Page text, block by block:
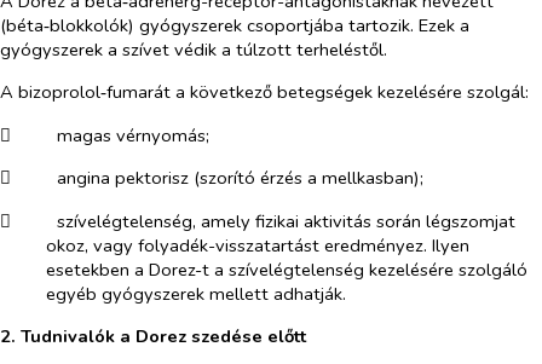
(béta‑blokkolók) gyógyszerek csoportjába tartozik. Ezek a
gyógyszerek a szívet védik a túlzott terheléstől.
A bizoprolol‑fumarát a következő betegségek kezelésére szolgál:
​
magas vérnyomás;
​
angina pektorisz (szorító érzés a mellkasban);
​
szívelégtelenség, amely fizikai aktivitás során légszomjat
okoz, vagy folyadék-visszatartást eredményez. Ilyen
esetekben a Dorez-t a szívelégtelenség kezelésére szolgáló
egyéb gyógyszerek mellett adhatják.
2. Tudnivalók a Dorez szedése előtt